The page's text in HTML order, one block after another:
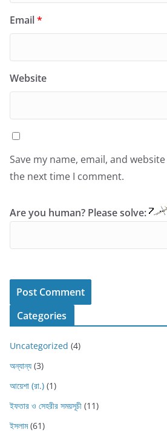
Email*
Website
Save my name, email, and
the next time I comment.
Are you human? Please solve:
Categories
Uncategorized (4)
অন্যান্য (3)
আয়েশা (রা.) (1)
ইফতার ও সেহরীর সময়সূচী (11)
ইসলাম(61)